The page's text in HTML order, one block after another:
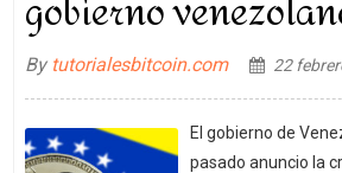
By tutorialesbitcoin.com 22
El gobierno de
pasado anuncio la